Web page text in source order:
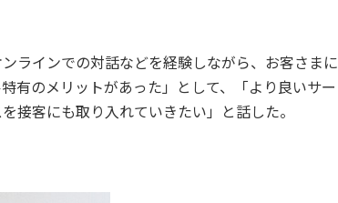
ラインでの対話などを経験しながら、お客さまに
有のメリットがあった」として、「より良いサー
接客にも取り入れていきたい」と話した。